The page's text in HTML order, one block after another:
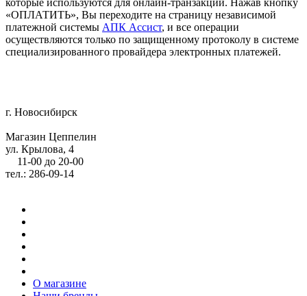
«ОПЛАТИТЬ», Вы переходите на страницу независимой
платежной системы АПК Ассист, и все операции
осуществляются только по защищенному протоколу в системе
специализированного провайдера электронных платежей.
г. Новосибирск
Магазин Цеппелин
ул. Крылова, 4
11-00 до 20-00
тел.: 286-09-14
О магазине